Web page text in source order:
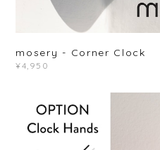
mosery - Corner Clock
¥4,950